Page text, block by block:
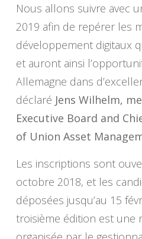
Nous allons suivre avec
2019 afin de repérer les
développement digitaux
et auront ainsi
Allemagne dans
déclaré Jens Wilhelm,
Executive Board and
of Union Asset
Les inscriptions sont
octobre 2018, et les
déposées jusqu’au 15
troisième édition est une